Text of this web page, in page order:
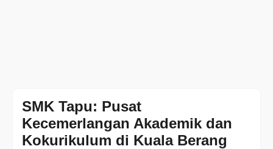
SMK Tapu: Pusat
Kecemerlangan Akademik dan
Kokurikulum di Kuala Berang